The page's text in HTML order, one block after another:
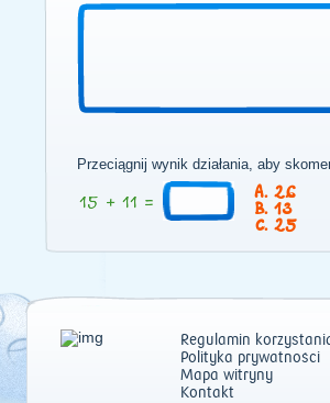
Przeciągnij wynik działania, aby
26
13
25
Regulamin
Polityka prywatności
Mapa witryny
Kontakt